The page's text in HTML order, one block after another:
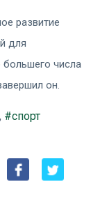
развитие
для
числа
он.
, #спорт